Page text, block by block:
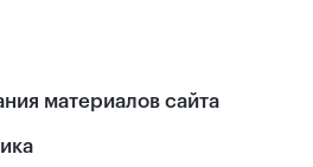
материалов сайта